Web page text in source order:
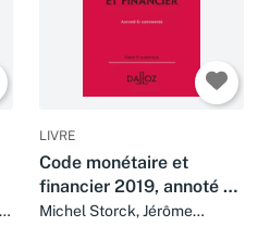
LIVRE
Code monétaire et
financier 2019, annoté &
commenté - 9e ed.
Michel Storck, Jérôme